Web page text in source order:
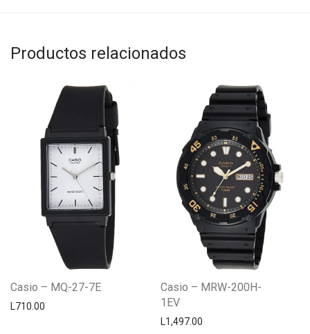
Productos relacionados
Casio – MQ-27-7E
L710.00
Casio – MRW-200H-
1EV
L1,497.00